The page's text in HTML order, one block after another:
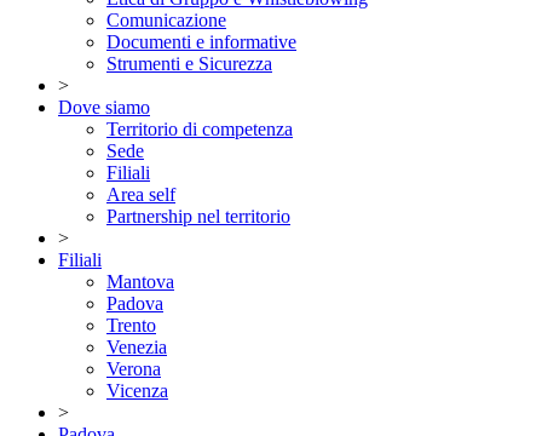
Comunicazione
Documenti e informative
Strumenti e Sicurezza
>
Dove siamo
Territorio di competenza
Sede
Filiali
Area self
Partnership nel territorio
>
Filiali
Mantova
Padova
Trento
Venezia
Verona
Vicenza
>